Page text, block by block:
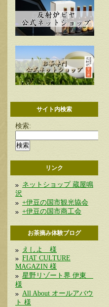
サイト内検索
検索:
リンク
ネットショップ 蔵屋鳴
沢
+伊豆の国市観光協会
+伊豆の国市商工会
お茶摘み体験ブログ
えしよ 様
FIAT CULTURE
MAGAZIN 様
星野リゾート界 伊東
様
All About オールアバウ
ト 様